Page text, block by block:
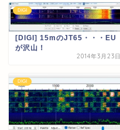
DIGI
[DIGI] 15mのJT65・・・EU
が沢山！
2014年3月23日
DIGI